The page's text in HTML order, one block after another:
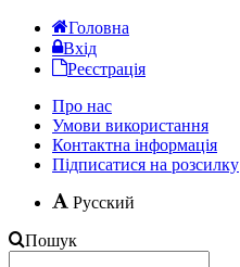
Головна
Вхід
Реєстрація
Про нас
Умови використання
Контактна інформація
Підписатися на розсилку
Русский
Пошук